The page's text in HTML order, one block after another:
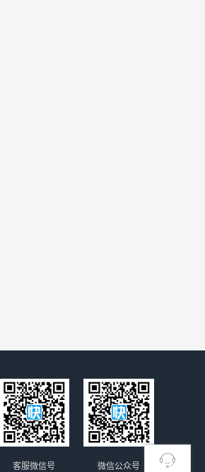
微信公众号
客服微信号